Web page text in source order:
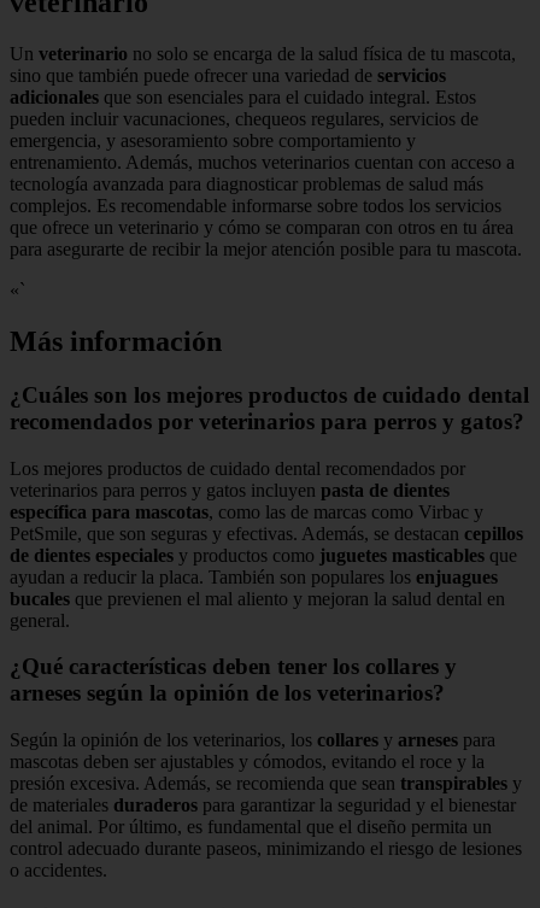
Un veterinario no solo se encarga de la salud física de tu mascota,
sino que también puede ofrecer una variedad de servicios
adicionales que son esenciales para el cuidado integral. Estos
pueden incluir vacunaciones, chequeos regulares, servicios de
emergencia, y asesoramiento sobre comportamiento y
entrenamiento. Además, muchos veterinarios cuentan con acceso a
tecnología avanzada para diagnosticar problemas de salud más
complejos. Es recomendable informarse sobre todos los servicios
que ofrece un veterinario y cómo se comparan con otros en tu área
para asegurarte de recibir la mejor atención posible para tu mascota.
«`
Más información
¿Cuáles son los mejores productos de cuidado dental
recomendados por veterinarios para perros y gatos?
Los mejores productos de cuidado dental recomendados por
veterinarios para perros y gatos incluyen pasta de dientes
específica para mascotas, como las de marcas como Virbac y
PetSmile, que son seguras y efectivas. Además, se destacan cepillos
de dientes especiales y productos como juguetes masticables que
ayudan a reducir la placa. También son populares los enjuagues
bucales que previenen el mal aliento y mejoran la salud dental en
general.
¿Qué características deben tener los collares y
arneses según la opinión de los veterinarios?
Según la opinión de los veterinarios, los collares y arneses para
mascotas deben ser ajustables y cómodos, evitando el roce y la
presión excesiva. Además, se recomienda que sean transpirables y
de materiales duraderos para garantizar la seguridad y el bienestar
del animal. Por último, es fundamental que el diseño permita un
control adecuado durante paseos, minimizando el riesgo de lesiones
o accidentes.